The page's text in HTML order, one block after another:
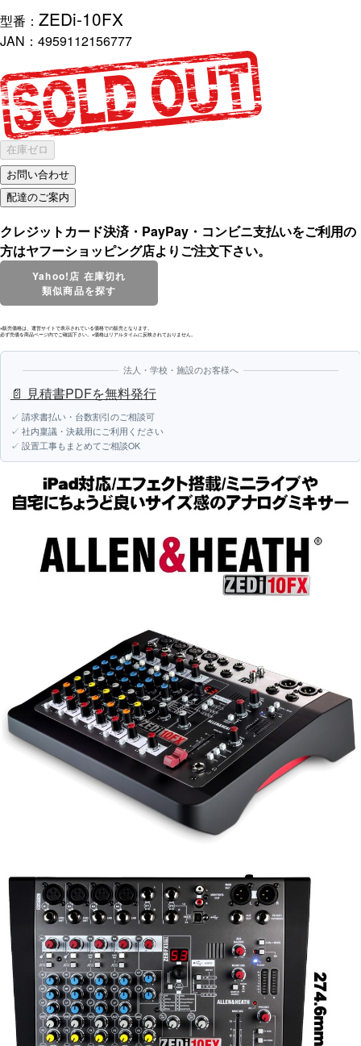
型番： ZEDi-10FX
JAN： 4959112156777
在庫ゼロ
クレジットカード決済・PayPay・コンビニ支払いをご利用の
方はヤフーショッピング店よりご注文下さい。
Yahoo!店 在庫切れ
類似商品を探す
※販売価格は、運営サイトで表示されている価格での販売となります。
必ず売価を商品ページ内でご確認下さい。※価格はリアルタイムに反映されておりません。
法人・学校・施設のお客様へ
📄 見積書PDFを無料発行
✓ 請求書払い・台数割引のご相談可
✓ 社内稟議・決裁用にご利用ください
✓ 設置工事もまとめてご相談OK